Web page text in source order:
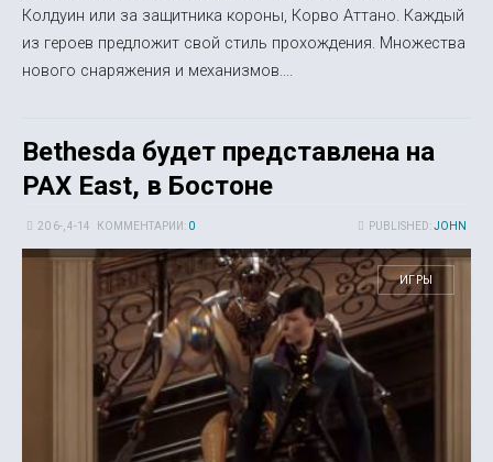
Колдуин или за защитника короны, Корво Аттано. Каждый
из героев предложит свой стиль прохождения. Множества
нового снаряжения и механизмов....
Bethesda будет представлена на
PAX East, в Бостоне
PUBLISHED:JOHN
20 6-, 4-14 КОММЕНТАРИИ: 0
ИГРЫ